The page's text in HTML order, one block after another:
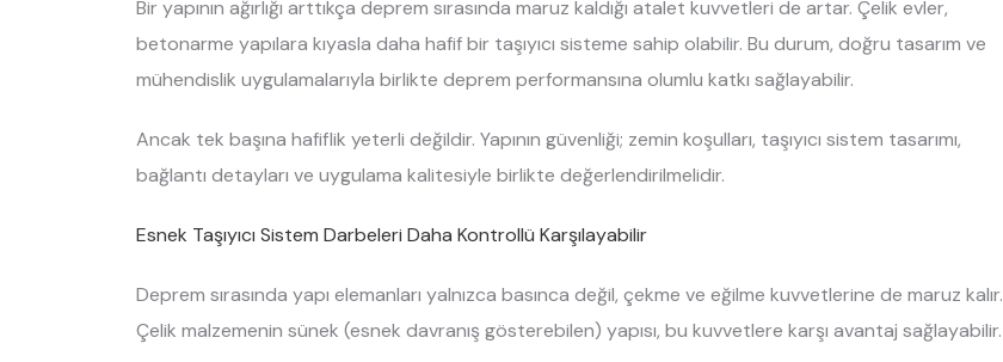
Bir yapının ağırlığı arttıkça deprem sırasında maruz kaldığı atalet kuvvetleri de artar. Çelik evler,
betonarme yapılara kıyasla daha hafif bir taşıyıcı sisteme sahip olabilir. Bu durum, doğru tasarım ve
mühendislik uygulamalarıyla birlikte deprem performansına olumlu katkı sağlayabilir.
Ancak tek başına hafiflik yeterli değildir. Yapının güvenliği; zemin koşulları, taşıyıcı sistem tasarımı,
bağlantı detayları ve uygulama kalitesiyle birlikte değerlendirilmelidir.
Esnek Taşıyıcı Sistem Darbeleri Daha Kontrollü Karşılayabilir
Deprem sırasında yapı elemanları yalnızca basınca değil, çekme ve eğilme kuvvetlerine de maruz kalır.
Çelik malzemenin sünek (esnek davranış gösterebilen) yapısı, bu kuvvetlere karşı avantaj sağlayabilir.